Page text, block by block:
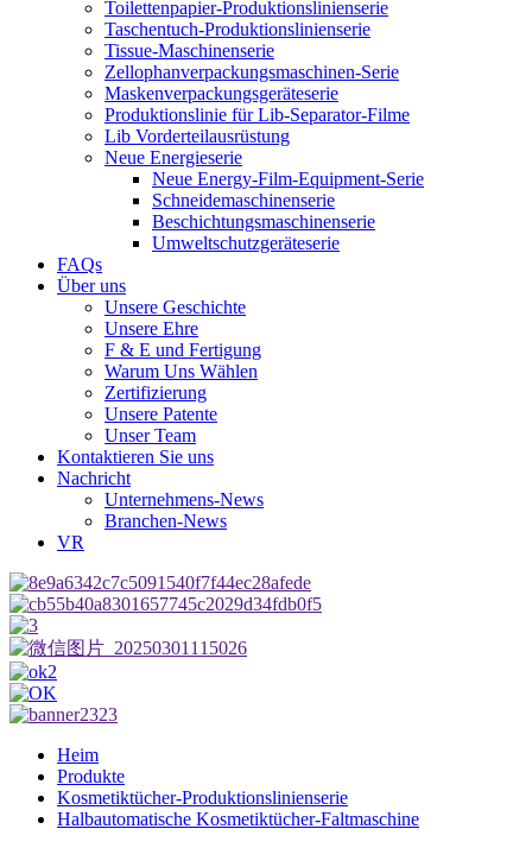
Toilettenpapier-Produktionslinienserie
Taschentuch-Produktionslinienserie
Tissue-Maschinenserie
Zellophanverpackungsmaschinen-Serie
Maskenverpackungsgeräteserie
Produktionslinie für Lib-Separator-Filme
Lib Vorderteilausrüstung
Neue Energieserie
Neue Energy-Film-Equipment-Serie
Schneidemaschinenserie
Beschichtungsmaschinenserie
Umweltschutzgeräteserie
FAQs
Über uns
Unsere Geschichte
Unsere Ehre
F & E und Fertigung
Warum Uns Wählen
Zertifizierung
Unsere Patente
Unser Team
Kontaktieren Sie uns
Nachricht
Unternehmens-News
Branchen-News
VR
Heim
Produkte
Kosmetiktücher-Produktionslinienserie
Halbautomatische Kosmetiktücher-Faltmaschine